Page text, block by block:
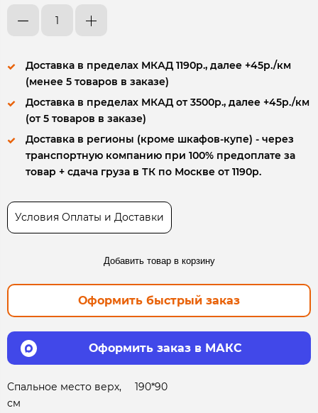
Доставка в пределах МКАД 1190р., далее +45р./км
(менее 5 товаров в заказе)
Доставка в пределах МКАД от 3500р., далее +45р./км
(от 5 товаров в заказе)
Доставка в регионы (кроме шкафов-купе) - через
транспортную компанию при 100% предоплате за
товар + сдача груза в ТК по Москве от 1190р.
Условия Оплаты и Доставки
Добавить товар в корзину
Оформить быстрый заказ
Оформить заказ в МАКС
Спальное место верх,
см
190*90